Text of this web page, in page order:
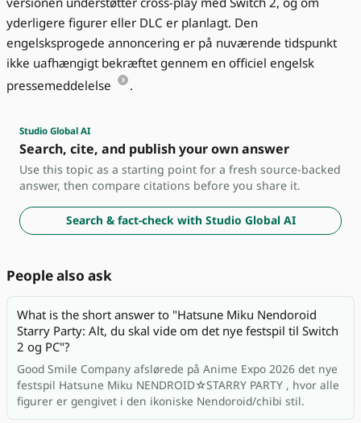
yderligere figurer eller DLC er planlagt. Den
engelsksprogede annoncering er på nuværende tidspunkt
ikke uafhængigt bekræftet gennem en officiel engelsk
pressemeddelelse
.
Studio Global AI
Search, cite, and publish your own answer
Use this topic as a starting point for a fresh source-backed
answer, then compare citations before you share it.
Search & fact-check with Studio Global AI
People also ask
What is the short answer to "Hatsune Miku Nendoroid
Starry Party: Alt, du skal vide om det nye festspil til Switch
2 og PC"?
Good Smile Company afslørede på Anime Expo 2026 det nye
festspil Hatsune Miku NENDROID☆STARRY PARTY , hvor alle
figurer er gengivet i den ikoniske Nendoroid/chibi stil.